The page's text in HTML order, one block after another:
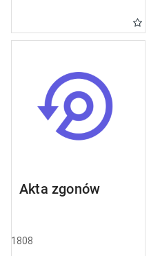
Akta zgonów
1808